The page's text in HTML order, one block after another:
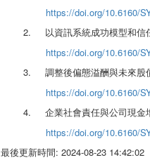
https://doi.org/10.6160/
2.
以資訊系統成功模型和
https://doi.org/10.6160/
3.
調整後偏態溢酬與未來股
https://doi.org/10.6160/
4.
企業社會責任與公司現金
https://doi.org/10.6160/
最後更新時間: 2024-08-23 14:42:02